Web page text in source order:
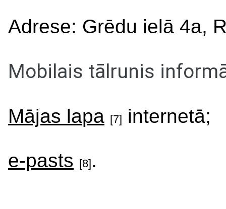
Adrese: Grēdu ielā 4a,
Mobilais tālrunis
Mājas lapa [7] internetā;
e-pasts [8].